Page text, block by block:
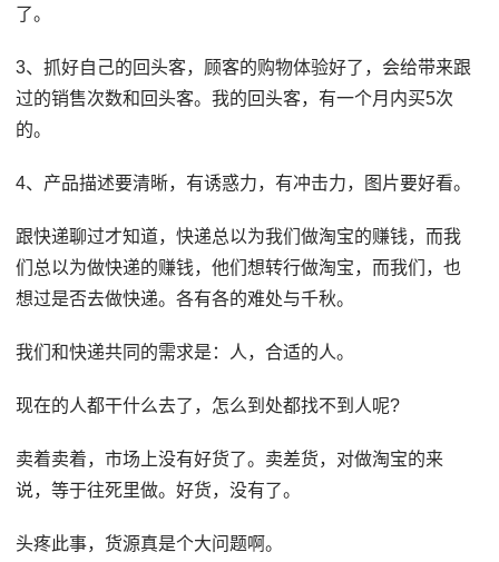
了。
3、抓好自己的回头客，顾客的购物体验好了，会给带来跟
过的销售次数和回头客。我的回头客，有一个月内买5次
的。
4、产品描述要清晰，有诱惑力，有冲击力，图片要好看。
跟快递聊过才知道，快递总以为我们做淘宝的赚钱，而我
们总以为做快递的赚钱，他们想转行做淘宝，而我们，也
想过是否去做快递。各有各的难处与千秋。
我们和快递共同的需求是：人，合适的人。
现在的人都干什么去了，怎么到处都找不到人呢?
卖着卖着，市场上没有好货了。卖差货，对做淘宝的来
说，等于往死里做。好货，没有了。
头疼此事，货源真是个大问题啊。